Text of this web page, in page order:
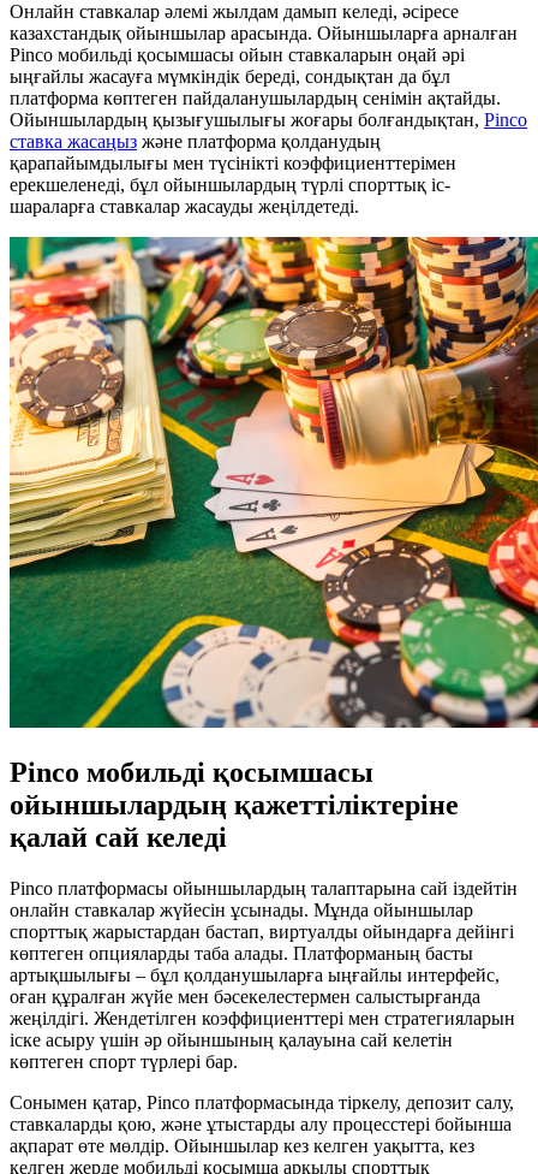
Онлайн ставкалар әлемі жылдам дамып келеді, әсіресе
казахстандық ойыншылар арасында. Ойыншыларға арналған
Pinco мобильді қосымшасы ойын ставкаларын оңай әрі
ыңғайлы жасауға мүмкіндік береді, сондықтан да бұл
платформа көптеген пайдаланушылардың сенімін ақтайды.
Ойыншылардың қызығушылығы жоғары болғандықтан, Pinco
ставка жасаңыз және платформа қолданудың
қарапайымдылығы мен түсінікті коэффициенттерімен
ерекшеленеді, бұл ойыншылардың түрлі спорттық іс-
шараларға ставкалар жасауды жеңілдетеді.
Pinco мобильді қосымшасы
ойыншылардың қажеттіліктеріне
қалай сай келеді
Pinco платформасы ойыншылардың талаптарына сай іздейтін
онлайн ставкалар жүйесін ұсынады. Мұнда ойыншылар
спорттық жарыстардан бастап, виртуалды ойындарға дейінгі
көптеген опцияларды таба алады. Платформаның басты
артықшылығы – бұл қолданушыларға ыңғайлы интерфейс,
оған құралған жүйе мен бәсекелестермен салыстырғанда
жеңілдігі. Жендетілген коэффициенттері мен стратегияларын
іске асыру үшін әр ойыншының қалауына сай келетін
көптеген спорт түрлері бар.
Сонымен қатар, Pinco платформасында тіркелу, депозит салу,
ставкаларды қою, және ұтыстарды алу процесстері бойынша
ақпарат өте мөлдір. Ойыншылар кез келген уақытта, кез
келген жерде мобильді қосымша арқылы спорттық